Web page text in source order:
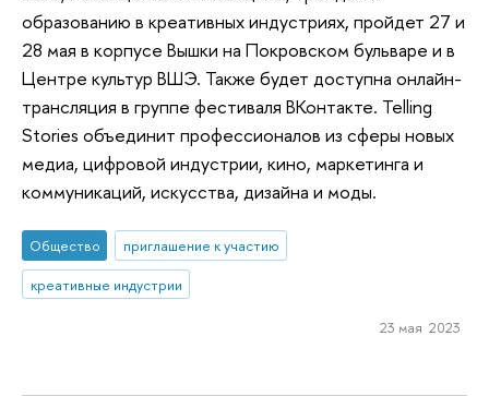
образованию в креативных индустриях, пройдет 27 и
28 мая в корпусе Вышки на Покровском бульваре и в
Центре культур ВШЭ. Также будет доступна онлайн-
трансляция в группе фестиваля ВКонтакте. Telling
Stories объединит профессионалов из сферы новых
медиа, цифровой индустрии, кино, маркетинга и
коммуникаций, искусства, дизайна и моды.
Общество
приглашение к участию
креативные индустрии
23 мая 2023